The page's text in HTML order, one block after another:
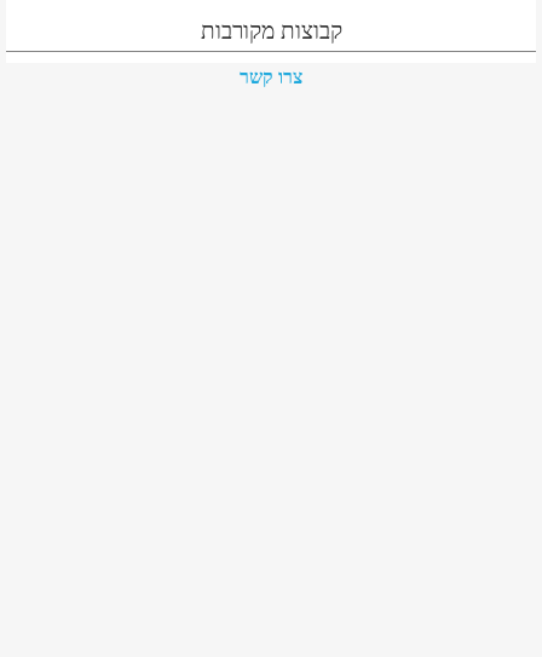
קבוצות מקורבות
צרו קשר